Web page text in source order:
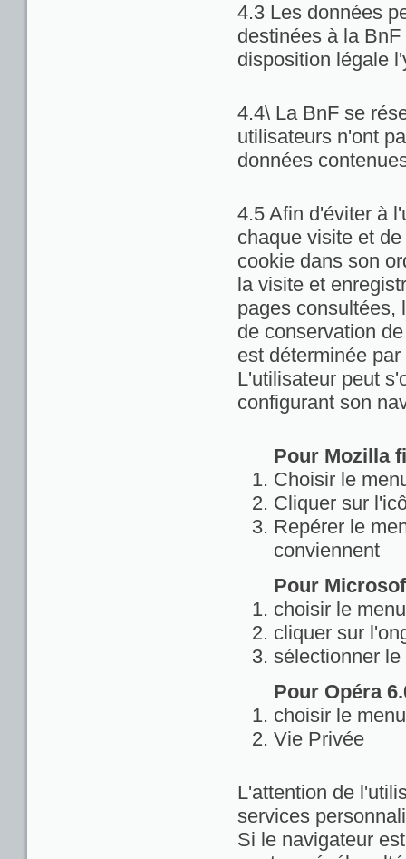
4.3 Les données
destinées à la
disposition légale
4.4\ La BnF se
utilisateurs n'ont
données
4.5 Afin d'éviter à
chaque visite et
cookie dans son
la visite et
pages consultées,
de conservation
est déterminée
L'utilisateur peut
configurant son
Pour Mozilla
Choisir le
Cliquer sur
Repérer le
conviennent
Pour
choisir le
cliquer sur
sélectionner
Pour Opéra
choisir le
Vie Privée
L'attention de
services
Si le navigateur